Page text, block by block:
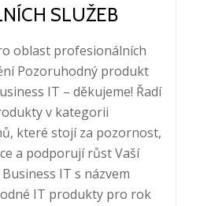
SLUŽEB
oblast profesionálních
Pozoruhodný produkt
IT – děkujeme! Řadí
v kategorii
které stojí za pozornost,
a podporují růst Vaší
IT s názvem
IT produkty pro rok